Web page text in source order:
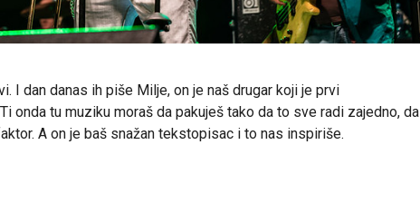
I dan danas ih piše Milje, on je naš drugar koji je prvi
onda tu muziku moraš da pakuješ tako da to sve radi zajedno, da
A on je baš snažan tekstopisac i to nas inspiriše.